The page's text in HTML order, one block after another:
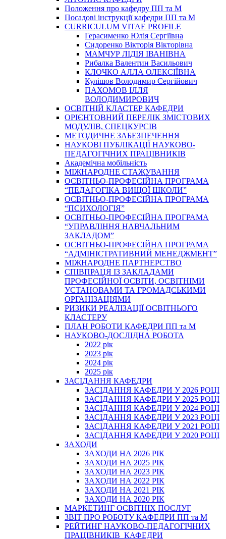
Положення про кафедру ПП та М
Посадові інструкції кафедри ПП та М
CURRICULUM VITAE PROFILE
Герасименко Юлія Сергіївна
Сидоренко Вікторія Вікторівна
МАМЧУР ЛІДІЯ ІВАНІВНА
Рибалка Валентин Васильович
КЛОЧКО АЛЛА ОЛЕКСІЇВНА
Кулішов Володимир Сергійович
ПАХОМОВ ІЛЛЯ
ВОЛОДИМИРОВИЧ
ОСВІТНІЙ КЛАСТЕР КАФЕДРИ
ОРІЄНТОВНИЙ ПЕРЕЛІК ЗМІСТОВИХ
МОДУЛІВ, СПЕЦКУРСІВ
МЕТОДИЧНЕ ЗАБЕЗПЕЧЕННЯ
НАУКОВІ ПУБЛІКАЦІЇ НАУКОВО-
ПЕДАГОГІЧНИХ ПРАЦІВНИКІВ
Академічна мобільність
МІЖНАРОДНЕ СТАЖУВАННЯ
ОСВІТНЬО-ПРОФЕСІЙНА ПРОГРАМА
“ПЕДАГОГІКА ВИЩОЇ ШКОЛИ”
ОСВІТНЬО-ПРОФЕСІЙНА ПРОГРАМА
“ПСИХОЛОГІЯ”
ОСВІТНЬО-ПРОФЕСІЙНА ПРОГРАМА
“УПРАВЛІННЯ НАВЧАЛЬНИМ
ЗАКЛАДОМ”
ОСВІТНЬО-ПРОФЕСІЙНА ПРОГРАМА
“АДМІНІСТРАТИВНИЙ МЕНЕДЖМЕНТ”
МІЖНАРОДНЕ ПАРТНЕРСТВО
СПІВПРАЦЯ ІЗ ЗАКЛАДАМИ
ПРОФЕСІЙНОЇ ОСВІТИ, ОСВІТНІМИ
УСТАНОВАМИ ТА ГРОМАДСЬКИМИ
ОРГАНІЗАЦІЯМИ
РИЗИКИ РЕАЛІЗАЦІЇ ОСВІТНЬОГО
КЛАСТЕРУ
ПЛАН РОБОТИ КАФЕДРИ ПП та М
НАУКОВО-ДОСЛІДНА РОБОТА
2022 рік
2023 рік
2024 рік
2025 рік
ЗАСІДАННЯ КАФЕДРИ
ЗАСІДАННЯ КАФЕДРИ У 2026 РОЦІ
ЗАСІДАННЯ КАФЕДРИ У 2025 РОЦІ
ЗАСІДАННЯ КАФЕДРИ У 2024 РОЦІ
ЗАСІДАННЯ КАФЕДРИ У 2023 РОЦІ
ЗАСІДАННЯ КАФЕДРИ У 2021 РОЦІ
ЗАСІДАННЯ КАФЕДРИ У 2020 РОЦІ
ЗАХОДИ
ЗАХОДИ НА 2026 РІК
ЗАХОДИ НА 2025 РІК
ЗАХОДИ НА 2023 РІК
ЗАХОДИ НА 2022 РІК
ЗАХОДИ НА 2021 РІК
ЗАХОДИ НА 2020 РІК
МАРКЕТИНГ ОСВІТНІХ ПОСЛУГ
3BIT ПРО РОБОТУ КАФЕДРИ ПП та М
РЕЙТИНГ НАУКОВО-ПЕДАГОГІЧНИХ
ПРАЦІВНИКІВ КАФЕДРИ